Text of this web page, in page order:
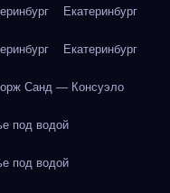
Екатеринбург
Екатеринбург
Санд — Консуэло
под водой
под водой